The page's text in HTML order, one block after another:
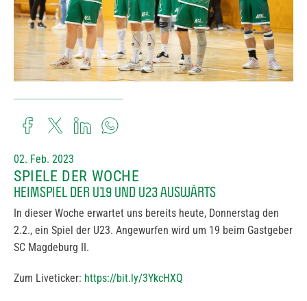
02. Feb. 2023
SPIELE DER WOCHE
HEIMSPIEL DER U19 UND U23 AUSWÄRTS
In dieser Woche erwartet uns bereits heute, Donnerstag den
2.2., ein Spiel der U23. Angewurfen wird um 19 beim Gastgeber
SC Magdeburg II.
Zum Liveticker: https://bit.ly/3YkcHXQ